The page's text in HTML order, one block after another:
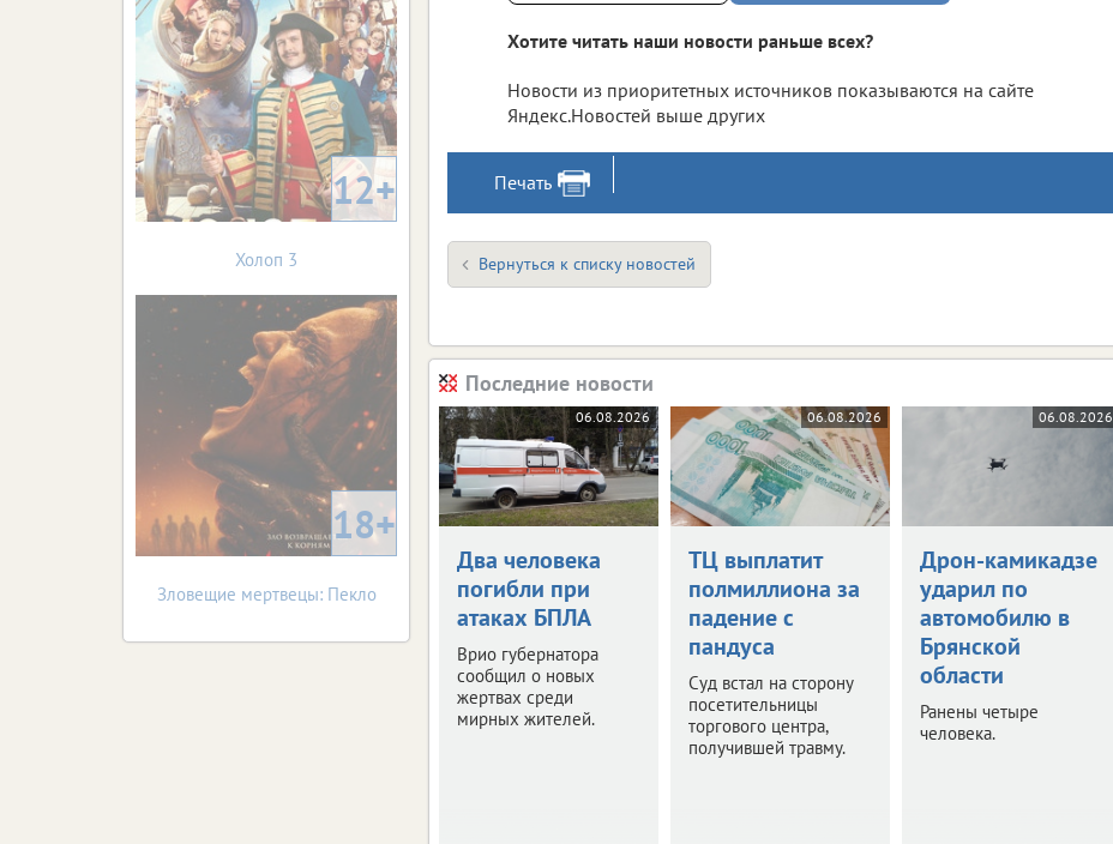
Хотите читать наши новости раньше всех?
Новости из приоритетных источников показываются на сайте
Яндекс.Новостей выше других
Печать
Вернуться к списку новостей
Последние новости
06.08.2026
Два человека
погибли при
атаках БПЛА
Врио губернатора
сообщил о новых
жертвах среди
мирных жителей.
06.08.2026
ТЦ выплатит
полмиллиона за
падение с
пандуса
Суд встал на сторону
посетительницы
торгового центра,
получившей травму.
06.08.2026
Дрон-камикадзе
ударил по
автомобилю в
Брянской
области
Ранены четыре
человека.
12+
Холоп 3
18+
Зловещие мертвецы: Пекло